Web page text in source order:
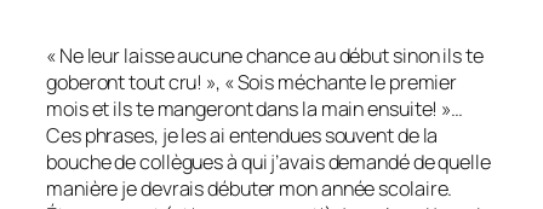
« Ne leur laisse aucune chance au début sinon ils te
goberont tout cru! », « Sois méchante le premier
mois et ils te mangeront dans la main ensuite! »…
Ces phrases, je les ai entendues souvent de la
bouche de collègues à qui j’avais demandé de quelle
manière je devrais débuter mon année scolaire.